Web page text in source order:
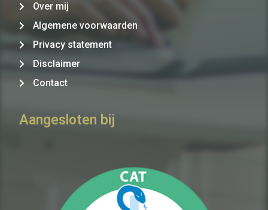
Over mij
Algemene voorwaarden
Privacy statement
Disclaimer
Contact
Aangesloten bij